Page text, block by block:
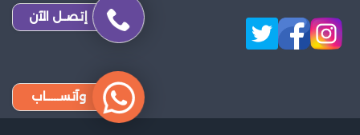
إتصـل الآن
وآتســــاب